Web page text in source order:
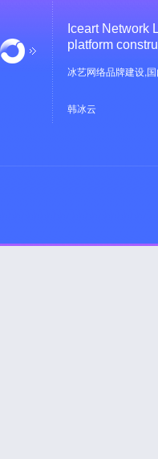
Iceart Network
platform
冰艺网络品牌建设,
韩冰云